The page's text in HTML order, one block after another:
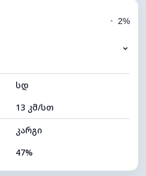
4 (მკრთალი)
5600 მ
◔ 2%
⌄
სდ
13 კმ/სთ
კარგი
47%